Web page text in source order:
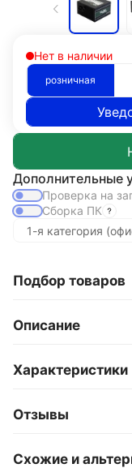
Нет в наличии
розничная
Дополнительные
Проверка на
Сборка ПК
Подбор товаров
Описание
Характеристики
Отзывы
Схожие и